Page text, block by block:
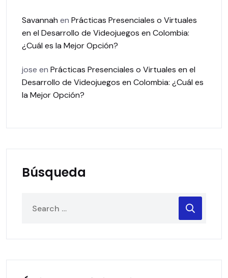
Savannah en Prácticas Presenciales o Virtuales
en el Desarrollo de Videojuegos en Colombia:
¿Cuál es la Mejor Opción?
jose en Prácticas Presenciales o Virtuales en el
Desarrollo de Videojuegos en Colombia: ¿Cuál es
la Mejor Opción?
Búsqueda